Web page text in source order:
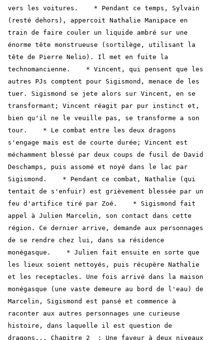
vers les voitures. * Pendant ce temps, Sylvain
(resté dehors), appercoit Nathalie Manipace en
train de faire couler un liquide ambré sur une
énorme tête monstrueuse (sortilège, utilisant la
tête de Pierre Nelio). Il met en fuite la
technomancienne. * Vincent, qui pensent que les
autres PJs comptent pour Sigismond, menace de les
tuer. Sigismond se jete alors sur Vincent, en se
transformant; Vincent réagit par pur instinct et,
bien qu'il ne le veuille pas, se transforme a son
tour. * Le combat entre les deux dragons
s'engage mais est de courte durée; Vincent est
méchamment blessé par deux coups de fusil de David
Deschamps, puis assomé et noyé dans le lac par
Sigismond. * Pendant ce combat, Nathalie (qui
tentait de s'enfuir) est grièvement blessée par un
feu d'artifice tiré par Zoé. * Sigismond fait
appel à Julien Marcelin, son contact dans cette
région. Ce dernier arrive, demande aux personnages
de se rendre chez lui, dans sa résidence
monégasque. * Julien fait ensuite en sorte que
les lieux soient nettoyés, puis récupère Nathalie
et les receptacles. Une fois arrivé dans la maison
monégasque (une vaste demeure au bord de l'eau) de
Marcelin, Sigismond est pansé et commence à
raconter aux autres personnages une curieuse
histoire, dans laquelle il est question de
dragons... Chapitre 2 : Une faveur à deux niveaux